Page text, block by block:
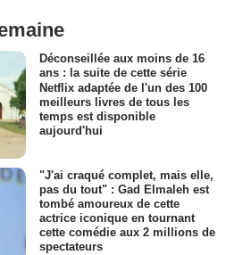
Déconseillée aux moins de 16
ans : la suite de cette série
Netflix adaptée de l'un des 100
meilleurs livres de tous les
temps est disponible
aujourd'hui
"J'ai craqué complet, mais elle,
pas du tout" : Gad Elmaleh est
tombé amoureux de cette
actrice iconique en tournant
cette comédie aux 2 millions de
spectateurs